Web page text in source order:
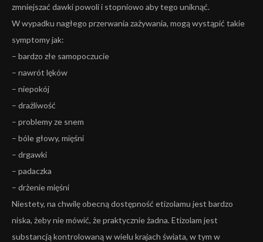
zmniejszać dawki powoli i stopniowo aby tego uniknąć.
W wypadku nagłego przerwania zażywania, mogą wystąpić takie
symptomy jak:
– bardzo złe samopoczucie
– nawrót lęków
– niepokój
– drażliwość
– problemy ze snem
– bóle głowy, mięśni
– drgawki
– padaczka
– drżenie mięśni
Niestety, na chwilę obecną dostępność etizolamu jest bardzo
niska, żeby nie mówić, że praktycznie żadna. Etizolam jest
substancją kontrolowaną w wielu krajach świata, w tym w